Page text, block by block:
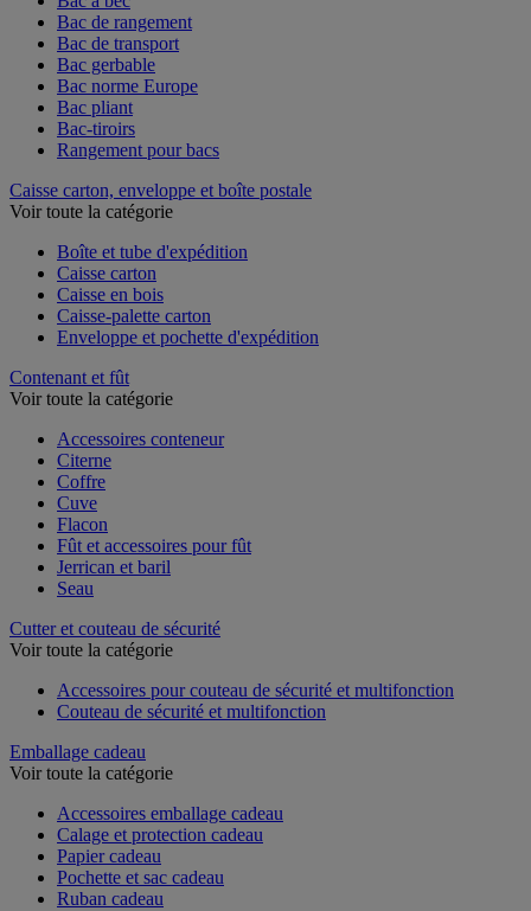
Bac à bec
Bac de rangement
Bac de transport
Bac gerbable
Bac norme Europe
Bac pliant
Bac-tiroirs
Caisse carton, enveloppe et boîte postale
Boîte et tube d'expédition
Caisse carton
Caisse en bois
Caisse-palette carton
Contenant et fût
Accessoires conteneur
Citerne
Coffre
Cuve
Flacon
Fût et accessoires pour fût
Jerrican et baril
Cutter et couteau de sécurité
Accessoires pour couteau de sécurité et multifonction
Emballage cadeau
Accessoires emballage cadeau
Calage et protection cadeau
Papier cadeau
Pochette et sac cadeau